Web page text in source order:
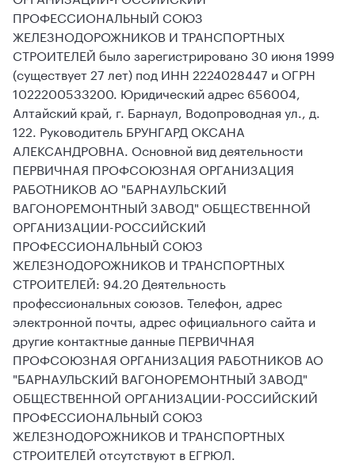
ПРОФЕССИОНАЛЬНЫЙ СОЮЗ
ЖЕЛЕЗНОДОРОЖНИКОВ И ТРАНСПОРТНЫХ
СТРОИТЕЛЕЙ было зарегистрировано 30 июня 1999
(существует 27 лет) под ИНН 2224028447 и ОГРН
1022200533200. Юридический адрес 656004,
Алтайский край, г. Барнаул, Водопроводная ул., д.
122. Руководитель БРУНГАРД ОКСАНА
АЛЕКСАНДРОВНА. Основной вид деятельности
ПЕРВИЧНАЯ ПРОФСОЮЗНАЯ ОРГАНИЗАЦИЯ
РАБОТНИКОВ АО "БАРНАУЛЬСКИЙ
ВАГОНОРЕМОНТНЫЙ ЗАВОД" ОБЩЕСТВЕННОЙ
ОРГАНИЗАЦИИ-РОССИЙСКИЙ
ПРОФЕССИОНАЛЬНЫЙ СОЮЗ
ЖЕЛЕЗНОДОРОЖНИКОВ И ТРАНСПОРТНЫХ
СТРОИТЕЛЕЙ: 94.20 Деятельность
профессиональных союзов. Телефон, адрес
электронной почты, адрес официального сайта и
другие контактные данные ПЕРВИЧНАЯ
ПРОФСОЮЗНАЯ ОРГАНИЗАЦИЯ РАБОТНИКОВ АО
"БАРНАУЛЬСКИЙ ВАГОНОРЕМОНТНЫЙ ЗАВОД"
ОБЩЕСТВЕННОЙ ОРГАНИЗАЦИИ-РОССИЙСКИЙ
ПРОФЕССИОНАЛЬНЫЙ СОЮЗ
ЖЕЛЕЗНОДОРОЖНИКОВ И ТРАНСПОРТНЫХ
СТРОИТЕЛЕЙ отсутствуют в ЕГРЮЛ.